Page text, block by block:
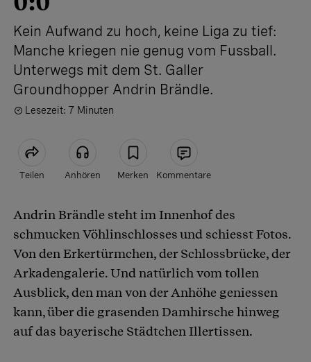
Kein Aufwand zu hoch, keine Liga zu tief:
Manche kriegen nie genug vom Fussball.
Unterwegs mit dem St. Galler
Groundhopper Andrin Brändle.
Lesezeit: 7 Minuten
Teilen Anhören Merken Kommentare
Artikel teilen
Andrin Brändle steht im Innenhof des
schmucken Vöhlinschlosses und schiesst Fotos.
Von den Erkertürmchen, der Schlossbrücke, der
Arkadengalerie. Und natürlich vom tollen
Ausblick, den man von der Anhöhe geniessen
kann, über die grasenden Damhirsche hinweg
auf das bayerische Städtchen Illertissen.